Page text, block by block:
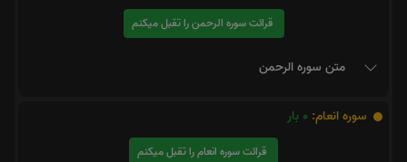
قرائت سوره الرحمن را تقبل میکنم
متن سوره الرحمن
سوره انعام: 0 بار
قرائت سوره انعام را تقبل میکنم